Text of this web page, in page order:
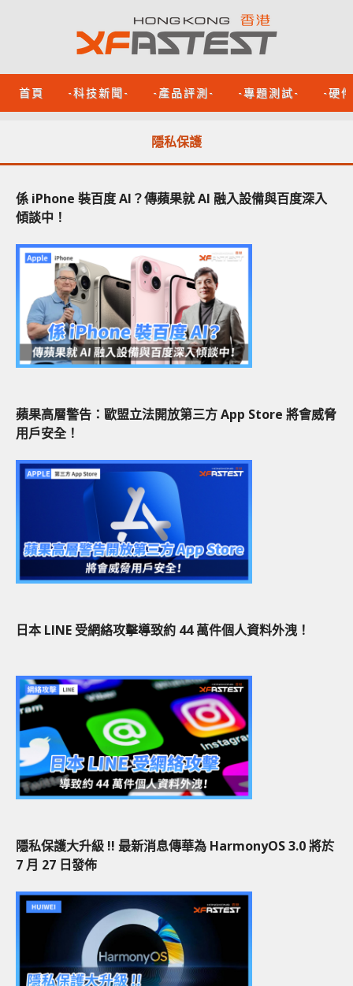
首頁 -科技新聞- -產品評測- -專題測試- -硬
隱私保護
係 iPhone 裝百度 AI？傳蘋果就 AI 融入設備與百度深入
傾談中！
蘋果高層警告：歐盟立法開放第三方 App Store 將會威脅
用戶安全！
日本 LINE 受網絡攻擊導致約 44 萬件個人資料外洩！
隱私保護大升級 !! 最新消息傳華為 HarmonyOS 3.0 將於
7 月 27 日發佈